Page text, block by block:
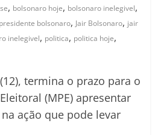
, bolsonaro hoje, bolsonaro inelegivel,
bolsonaro, Jair Bolsonaro, jair
inelegivel, politica, politica hoje,
termina o prazo para o
(MPE) apresentar
ação que pode levar